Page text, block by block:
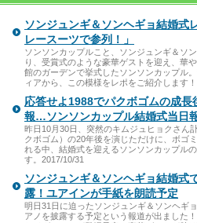
ソンジュンギ＆ソンヘギョ結婚式
レースーツで参列！」
ソンソンカップルこと、ソンジュンギ＆ソ
り、受賞式のような豪華ゲストを迎え、華
館のガーデンで挙式したソンソンカップル
ィアから、この模様をレポをご紹介します
応答せよ1988でパクボゴムの成
報…ソンソンカップル結婚式当日
昨日10月30日、突然のキムジュヒョクさん
クボゴム）の20年後を演じただけに、ボゴ
れる中、結婚式を迎えるソンソンカップル
す。2017/10/31
ソンジュンギ＆ソンヘギョ結婚式
露！ユアインが手紙を朗読予定
明日31日に迫ったソンジュンギ＆ソンヘギ
アノを披露する予定という報道が出ました